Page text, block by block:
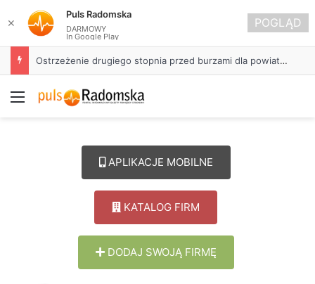
Ostrzeżenie drugiego stopnia przed burzami dla powiatu radomszczańskiego
Menu
APLIKACJE MOBILNE
KATALOG FIRM
DODAJ SWOJĄ FIRMĘ
✕
Puls Radomska
DARMOWY
In Google Play
POGLĄD